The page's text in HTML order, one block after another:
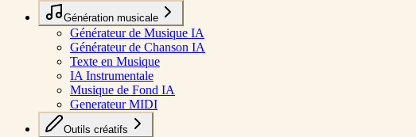
Génération musicale
Générateur de Musique IA
Générateur de Chanson IA
Texte en Musique
IA Instrumentale
Musique de Fond IA
Generateur MIDI
Outils créatifs